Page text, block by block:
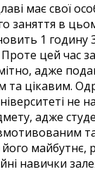
має свої
заняття в
1 годину
цей час
адже
цікавим.
не
адже
майбутнє,
навички